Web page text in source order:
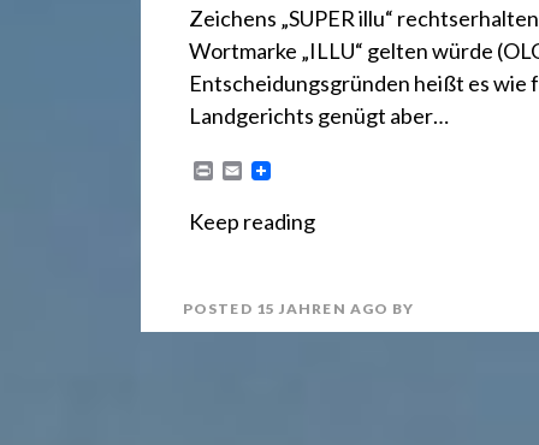
Zeichens „SUPER illu“
Wortmarke „ILLU“ gelten würde
Entscheidungsgründen heißt es
Landgerichts genügt aber…
n
E
i
Keep reading
POSTED 15 JAHREN AGO BY